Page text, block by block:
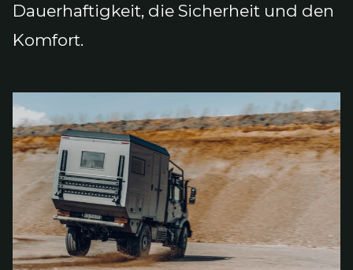
Dauerhaftigkeit, die Sicherheit und den
Komfort.